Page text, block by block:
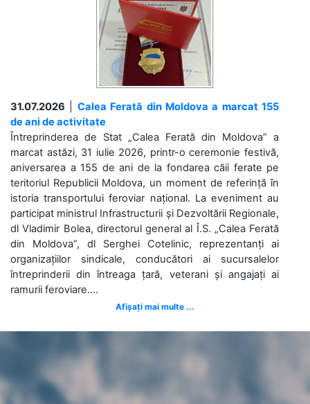
31.07.2026
Calea Ferată din Moldova a marcat 155
de ani de activitate
Întreprinderea de Stat „Calea Ferată din Moldova” a
marcat astăzi, 31 iulie 2026, printr-o ceremonie festivă,
aniversarea a 155 de ani de la fondarea căii ferate pe
teritoriul Republicii Moldova, un moment de referință în
istoria transportului feroviar național. La eveniment au
participat ministrul Infrastructurii și Dezvoltării Regionale,
dl Vladimir Bolea, directorul general al Î.S. „Calea Ferată
din Moldova”, dl Serghei Cotelinic, reprezentanți ai
organizațiilor sindicale, conducători ai sucursalelor
întreprinderii din întreaga țară, veterani și angajați ai
ramurii feroviare....
Afișați mai multe ...